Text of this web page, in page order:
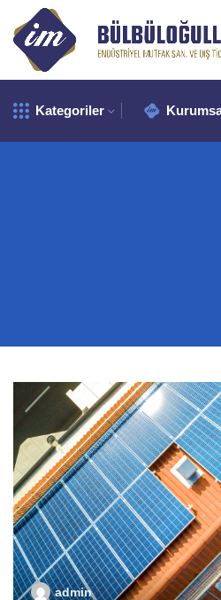
Kategoriler
admin